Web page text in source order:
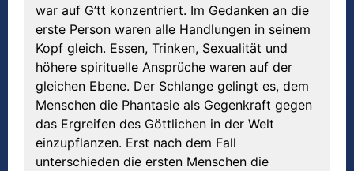
war auf G’tt konzentriert. Im Gedanken an die
erste Person waren alle Handlungen in seinem
Kopf gleich. Essen, Trinken, Sexualität und
höhere spirituelle Ansprüche waren auf der
gleichen Ebene. Der Schlange gelingt es, dem
Menschen die Phantasie als Gegenkraft gegen
das Ergreifen des Göttlichen in der Welt
einzupflanzen. Erst nach dem Fall
unterschieden die ersten Menschen die